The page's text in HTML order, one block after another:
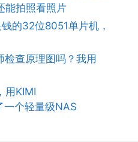
能拍照看照片
的32位8051单片机，
查原理图吗？我用
用KIMI
一个轻量级NAS